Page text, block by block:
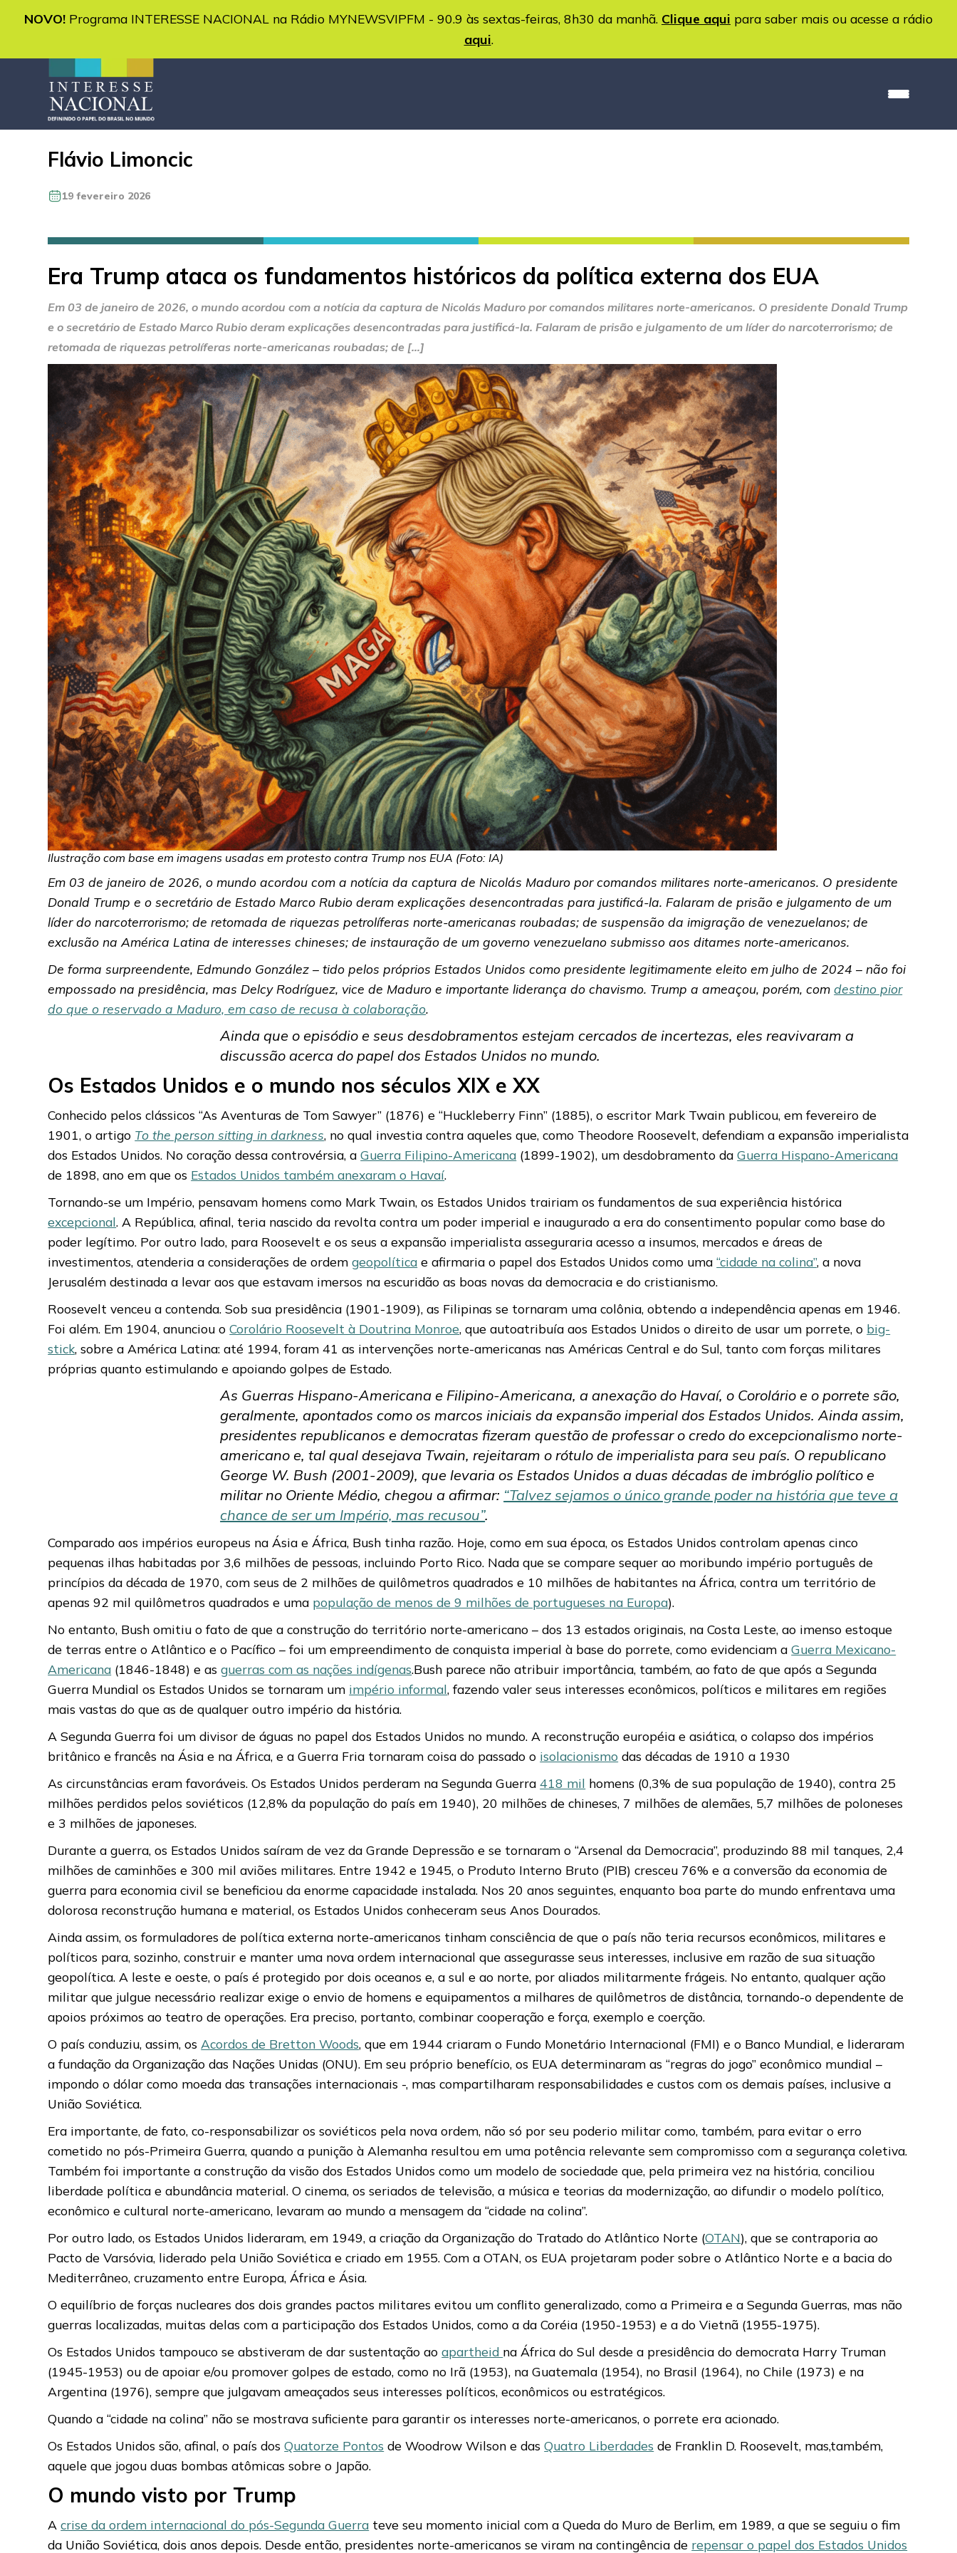
NOVO! Programa INTERESSE NACIONAL na Rádio MYNEWSVIPFM - 90.9 às sextas-feiras, 8h30 da manhã. Clique aqui para saber mais ou acesse a rádio
aqui.
Flávio Limoncic
19 fevereiro 2026
Era Trump ataca os fundamentos históricos da política externa dos EUA
Em 03 de janeiro de 2026, o mundo acordou com a notícia da captura de Nicolás Maduro por comandos militares norte-americanos. O presidente Donald Trump
e o secretário de Estado Marco Rubio deram explicações desencontradas para justificá-la. Falaram de prisão e julgamento de um líder do narcoterrorismo; de
retomada de riquezas petrolíferas norte-americanas roubadas; de […]
Ilustração com base em imagens usadas em protesto contra Trump nos EUA (Foto: IA)
Em 03 de janeiro de 2026, o mundo acordou com a notícia da captura de Nicolás Maduro por comandos militares norte-americanos. O presidente
Donald Trump e o secretário de Estado Marco Rubio deram explicações desencontradas para justificá-la. Falaram de prisão e julgamento de um
líder do narcoterrorismo; de retomada de riquezas petrolíferas norte-americanas roubadas; de suspensão da imigração de venezuelanos; de
exclusão na América Latina de interesses chineses; de instauração de um governo venezuelano submisso aos ditames norte-americanos.
De forma surpreendente, Edmundo González – tido pelos próprios Estados Unidos como presidente legitimamente eleito em julho de 2024 – não foi
empossado na presidência, mas Delcy Rodríguez, vice de Maduro e importante liderança do chavismo. Trump a ameaçou, porém, comdestino pior
do que o reservado a Maduro, em caso de recusa à colaboração.
Ainda que o episódio e seus desdobramentos estejam cercados de incertezas, eles reavivaram a
discussão acerca do papel dos Estados Unidos no mundo.
Os Estados Unidos e o mundo nos séculos XIX e XX
Conhecido pelos clássicos “As Aventuras de Tom Sawyer” (1876) e “Huckleberry Finn” (1885), o escritor Mark Twain publicou, em fevereiro de
1901, o artigo To the person sitting in darkness, no qual investia contra aqueles que, como Theodore Roosevelt, defendiam a expansão imperialista
dos Estados Unidos. No coração dessa controvérsia, aGuerra Filipino-Americana (1899-1902), um desdobramento daGuerra Hispano-Americana
de 1898, ano em que os Estados Unidos também anexaram o Havaí.
Tornando-se um Império, pensavam homens como Mark Twain, os Estados Unidos trairiam os fundamentos de sua experiência histórica
excepcional. A República, afinal, teria nascido da revolta contra um poder imperial e inaugurado a era do consentimento popular como base do
poder legítimo. Por outro lado, para Roosevelt e os seus a expansão imperialista asseguraria acesso a insumos, mercados e áreas de
investimentos, atenderia a considerações de ordemgeopolítica e afirmaria o papel dos Estados Unidos como uma“cidade na colina”, a nova
Jerusalém destinada a levar aos que estavam imersos na escuridão as boas novas da democracia e do cristianismo.
Roosevelt venceu a contenda. Sob sua presidência (1901-1909), as Filipinas se tornaram uma colônia, obtendo a independência apenas em 1946.
Foi além. Em 1904, anunciou oCorolário Roosevelt à Doutrina Monroe, que autoatribuía aos Estados Unidos o direito de usar um porrete, o big-
stick, sobre a América Latina: até 1994, foram 41 as intervenções norte-americanas nas Américas Central e do Sul, tanto com forças militares
próprias quanto estimulando e apoiando golpes de Estado.
As Guerras Hispano-Americana e Filipino-Americana, a anexação do Havaí, o Corolário e o porrete são,
geralmente, apontados como os marcos iniciais da expansão imperial dos Estados Unidos. Ainda assim,
presidentes republicanos e democratas fizeram questão de professar o credo do excepcionalismo norte-
americano e, tal qual desejava Twain, rejeitaram o rótulo de imperialista para seu país. O republicano
George W. Bush (2001-2009), que levaria os Estados Unidos a duas décadas de imbróglio político e
militar no Oriente Médio, chegou a afirmar: “Talvez sejamos o único grande poder na história que teve a
chance de ser um Império, mas recusou”.
Comparado aos impérios europeus na Ásia e África, Bush tinha razão. Hoje, como em sua época, os Estados Unidos controlam apenas cinco
pequenas ilhas habitadas por 3,6 milhões de pessoas, incluindo Porto Rico. Nada que se compare sequer ao moribundo império português de
princípios da década de 1970, com seus de 2 milhões de quilômetros quadrados e 10 milhões de habitantes na África, contra um território de
apenas 92 mil quilômetros quadrados e uma população de menos de 9 milhões de portugueses na Europa).
No entanto, Bush omitiu o fato de que a construção do território norte-americano – dos 13 estados originais, na Costa Leste, ao imenso estoque
de terras entre o Atlântico e o Pacífico – foi um empreendimento de conquista imperial à base do porrete, como evidenciam aGuerra Mexicano-
Americana (1846-1848) e asguerras com as nações indígenas.Bush parece não atribuir importância, também, ao fato de que após a Segunda
Guerra Mundial os Estados Unidos se tornaram um império informal, fazendo valer seus interesses econômicos, políticos e militares em regiões
mais vastas do que as de qualquer outro império da história.
A Segunda Guerra foi um divisor de águas no papel dos Estados Unidos no mundo. A reconstrução européia e asiática, o colapso dos impérios
britânico e francês na Ásia e na África, e a Guerra Fria tornaram coisa do passado o isolacionismo das décadas de 1910 a 1930
As circunstâncias eram favoráveis. Os Estados Unidos perderam na Segunda Guerra418 mil homens (0,3% de sua população de 1940), contra 25
milhões perdidos pelos soviéticos (12,8% da população do país em 1940), 20 milhões de chineses, 7 milhões de alemães, 5,7 milhões de poloneses
e 3 milhões de japoneses.
Durante a guerra, os Estados Unidos saíram de vez da Grande Depressão e se tornaram o “Arsenal da Democracia”, produzindo 88 mil tanques, 2,4
milhões de caminhões e 300 mil aviões militares. Entre 1942 e 1945, o Produto Interno Bruto (PIB) cresceu 76% e a conversão da economia de
guerra para economia civil se beneficiou da enorme capacidade instalada. Nos 20 anos seguintes, enquanto boa parte do mundo enfrentava uma
dolorosa reconstrução humana e material, os Estados Unidos conheceram seus Anos Dourados.
Ainda assim, os formuladores de política externa norte-americanos tinham consciência de que o país não teria recursos econômicos, militares e
políticos para, sozinho, construir e manter uma nova ordem internacional que assegurasse seus interesses, inclusive em razão de sua situação
geopolítica. A leste e oeste, o país é protegido por dois oceanos e, a sul e ao norte, por aliados militarmente frágeis. No entanto, qualquer ação
militar que julgue necessário realizar exige o envio de homens e equipamentos a milhares de quilômetros de distância, tornando-o dependente de
apoios próximos ao teatro de operações. Era preciso, portanto, combinar cooperação e força, exemplo e coerção.
O país conduziu, assim, os Acordos de Bretton Woods, que em 1944 criaram o Fundo Monetário Internacional (FMI) e o Banco Mundial, e lideraram
a fundação da Organização das Nações Unidas (ONU). Em seu próprio benefício, os EUA determinaram as “regras do jogo” econômico mundial –
impondo o dólar como moeda das transações internacionais -, mas compartilharam responsabilidades e custos com os demais países, inclusive a
União Soviética.
Era importante, de fato, co-responsabilizar os soviéticos pela nova ordem, não só por seu poderio militar como, também, para evitar o erro
cometido no pós-Primeira Guerra, quando a punição à Alemanha resultou em uma potência relevante sem compromisso com a segurança coletiva.
Também foi importante a construção da visão dos Estados Unidos como um modelo de sociedade que, pela primeira vez na história, conciliou
liberdade política e abundância material. O cinema, os seriados de televisão, a música e teorias da modernização, ao difundir o modelo político,
econômico e cultural norte-americano, levaram ao mundo a mensagem da “cidade na colina”.
Por outro lado, os Estados Unidos lideraram, em 1949, a criação da Organização do Tratado do Atlântico Norte (OTAN), que se contraporia ao
Pacto de Varsóvia, liderado pela União Soviética e criado em 1955. Com a OTAN, os EUA projetaram poder sobre o Atlântico Norte e a bacia do
Mediterrâneo, cruzamento entre Europa, África e Ásia.
O equilíbrio de forças nucleares dos dois grandes pactos militares evitou um conflito generalizado, como a Primeira e a Segunda Guerras, mas não
guerras localizadas, muitas delas com a participação dos Estados Unidos, como a da Coréia (1950-1953) e a do Vietnã (1955-1975).
Os Estados Unidos tampouco se abstiveram de dar sustentação aoapartheid na África do Sul desde a presidência do democrata Harry Truman
(1945-1953) ou de apoiar e/ou promover golpes de estado, como no Irã (1953), na Guatemala (1954), no Brasil (1964), no Chile (1973) e na
Argentina (1976), sempre que julgavam ameaçados seus interesses políticos, econômicos ou estratégicos.
Quando a “cidade na colina” não se mostrava suficiente para garantir os interesses norte-americanos, o porrete era acionado.
Os Estados Unidos são, afinal, o país dosQuatorze Pontos de Woodrow Wilson e dasQuatro Liberdades de Franklin D. Roosevelt, mas,também,
aquele que jogou duas bombas atômicas sobre o Japão.
O mundo visto por Trump
Acrise da ordem internacional do pós-Segunda Guerra teve seu momento inicial com a Queda do Muro de Berlim, em 1989, a que se seguiu o fim
da União Soviética, dois anos depois. Desde então, presidentes norte-americanos se viram na contingência de repensar o papel dos Estados Unidos